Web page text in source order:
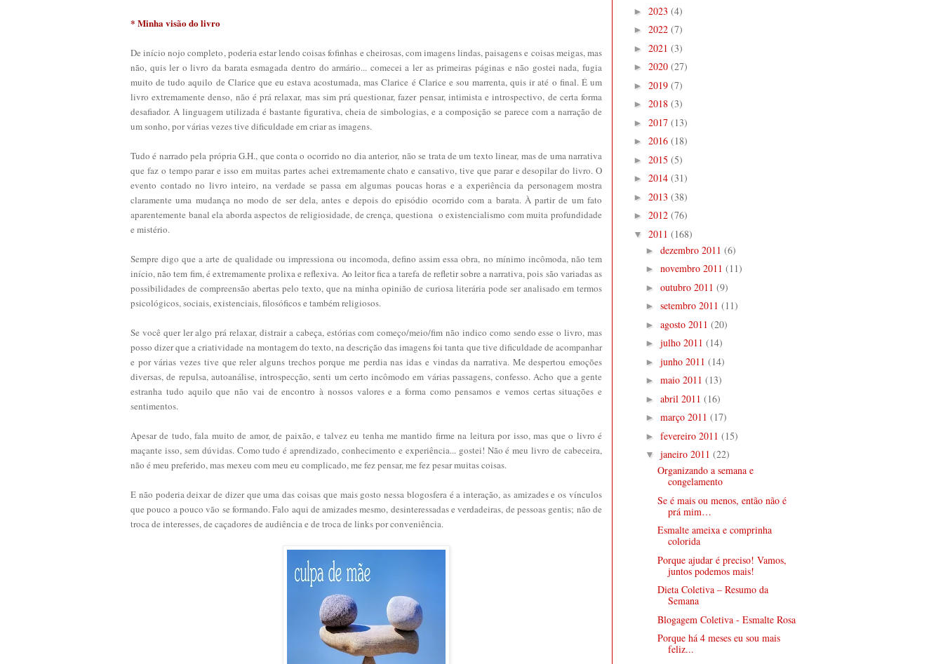
* Minha visão do livro
De início nojo completo, poderia estar lendo coisas fofinhas e cheirosas, com imagens lindas, paisagens e coisas meigas, mas
não, quis ler o livro da barata esmagada dentro do armário... comecei a ler as primeiras páginas e não gostei nada, fugia
muito de tudo aquilo de Clarice que eu estava acostumada, mas Clarice é Clarice e sou marrenta, quis ir até o final. É um
livro extremamente denso, não é prá relaxar, mas sim prá questionar, fazer pensar, intimista e introspectivo, de certa forma
desafiador. A linguagem utilizada é bastante figurativa, cheia de simbologias, e a composição se parece com a narração de
um sonho, por várias vezes tive dificuldade em criar as imagens.
Tudo é narrado pela própria G.H., que conta o ocorrido no dia anterior, não se trata de um texto linear, mas de uma narrativa
que faz o tempo parar e isso em muitas partes achei extremamente chato e cansativo, tive que parar e desopilar do livro. O
evento contado no livro inteiro, na verdade se passa em algumas poucas horas e a experiência da personagem mostra
claramente uma mudança no modo de ser dela, antes e depois do episódio ocorrido com a barata. À partir de um fato
aparentemente banal ela aborda aspectos de religiosidade, de crença, questiona o existencialismo com muita profundidade
e mistério.
Sempre digo que a arte de qualidade ou impressiona ou incomoda, defino assim essa obra, no mínimo incômoda, não tem
início, não tem fim, é extremamente prolixa e reflexiva. Ao leitor fica a tarefa de refletir sobre a narrativa, pois são variadas as
possibilidades de compreensão abertas pelo texto, que na minha opinião de curiosa literária pode ser analisado em termos
psicológicos, sociais, existenciais, filosóficos e também religiosos.
Se você quer ler algo prá relaxar, distrair a cabeça, estórias com começo/meio/fim não indico como sendo esse o livro, mas
posso dizer que a criatividade na montagem do texto, na descrição das imagens foi tanta que tive dificuldade de acompanhar
e por várias vezes tive que reler alguns trechos porque me perdia nas idas e vindas da narrativa. Me despertou emoções
diversas, de repulsa, autoanálise, introspecção, senti um certo incômodo em várias passagens, confesso. Acho que a gente
estranha tudo aquilo que não vai de encontro à nossos valores e a forma como pensamos e vemos certas situações e
sentimentos.
Apesar de tudo, fala muito de amor, de paixão, e talvez eu tenha me mantido firme na leitura por isso, mas que o livro é
maçante isso, sem dúvidas. Como tudo é aprendizado, conhecimento e experiência... gostei! Não é meu livro de cabeceira,
não é meu preferido, mas mexeu com meu eu complicado, me fez pensar, me fez pesar muitas coisas.
E não poderia deixar de dizer que uma das coisas que mais gosto nessa blogosfera é a interação, as amizades e os vínculos
que pouco a pouco vão se formando. Falo aqui de amizades mesmo, desinteressadas e verdadeiras, de pessoas gentis; não de
troca de interesses, de caçadores de audiência e de troca de links por conveniência.
► 2023 (4)
► 2022 (7)
► 2021 (3)
► 2020 (27)
► 2019 (7)
► 2018 (3)
► 2017 (13)
► 2016 (18)
► 2015 (5)
► 2014 (31)
► 2013 (38)
► 2012 (76)
▼ 2011 (168)
► dezembro 2011 (6)
► novembro 2011 (11)
► outubro 2011 (9)
► setembro 2011 (11)
► agosto 2011 (20)
► julho 2011 (14)
► junho 2011 (14)
► maio 2011 (13)
► abril 2011 (16)
► março 2011 (17)
► fevereiro 2011 (15)
▼ janeiro 2011 (22)
Organizando a semana e
congelamento
Se é mais ou menos, então não é
prá mim…
Esmalte ameixa e comprinha
colorida
Porque ajudar é preciso! Vamos,
juntos podemos mais!
Dieta Coletiva – Resumo da
Semana
Blogagem Coletiva - Esmalte Rosa
Porque há 4 meses eu sou mais
feliz...